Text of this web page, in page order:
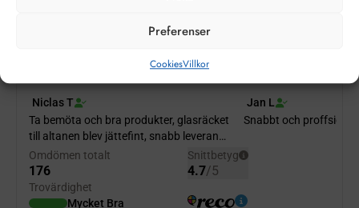
Preferenser
CookiesVillkor